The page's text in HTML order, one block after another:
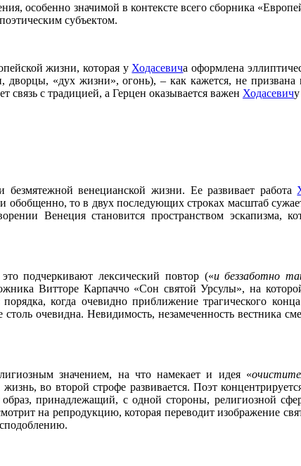
особенно значимой в контексте всего сборника
субъектом.
жизни, которая у Ходасевича оформлена
«дух жизни», огонь), – как кажется, не
с традицией, а Герцен оказывается важен Ходасевич
безмятежной венецианской жизни. Ее развивает работа
то в двух последующих строках масштаб
Венеция становится пространством эскапизма,
подчеркивают лексический повтор («и беззаботно
Витторе Карпаччо «Сон святой Урсулы», на
когда очевидно приближение трагического
столь очевидна. Невидимость, незамеченность вестника
значением, на что намекает и идея «
во второй строфе развивается. Поэт
принадлежащий, с одной стороны, религиозной
на репродукцию, которая переводит изображение